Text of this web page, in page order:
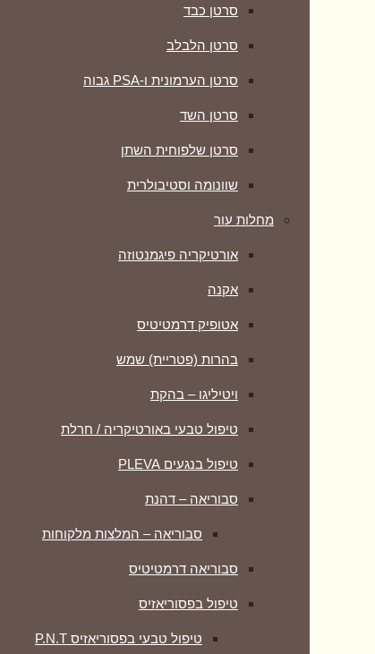
סרטן כבד
סרטן הלבלב
סרטן הערמונית ו-PSA גבוה
סרטן השד
סרטן שלפוחית השתן
שוונומה וסטיבולרית
מחלות עור
אורטיקריה פיגמנטוזה
אקנה
אטופיק דרמטיטיס
בהרות (פטריית) שמש
ויטיליגו – בהקת
טיפול טבעי באורטיקריה / חרלת
טיפול בנגעים PLEVA
סבוריאה – דהנת
סבוריאה – המלצות מלקוחות
סבוריאה דרמטיטיס
טיפול בפסוריאזיס
טיפול טבעי בפסוריאזיס P.N.T